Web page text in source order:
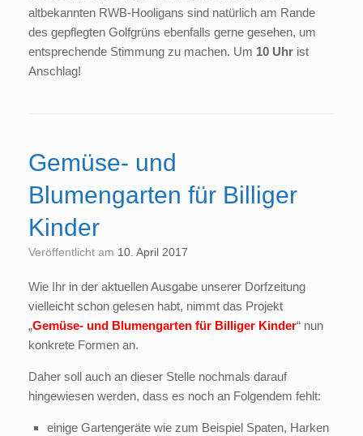
altbekannten RWB-Hooligans sind natürlich am Rande
des gepflegten Golfgrüns ebenfalls gerne gesehen, um
entsprechende Stimmung zu machen. Um 10 Uhr ist
Anschlag!
Gemüse- und
Blumengarten für Billiger
Kinder
Veröffentlicht am 10. April 2017
Wie Ihr in der aktuellen Ausgabe unserer Dorfzeitung
vielleicht schon gelesen habt, nimmt das Projekt
„Gemüse- und Blumengarten für Billiger Kinder“ nun
konkrete Formen an.
Daher soll auch an dieser Stelle nochmals darauf
hingewiesen werden, dass es noch an Folgendem fehlt:
einige Gartengeräte wie zum Beispiel Spaten, Harken